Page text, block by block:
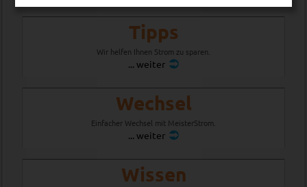
Tipps
Wir helfen Ihnen Strom zu sparen.
... weiter
Wechsel
Einfacher Wechsel mit MeisterStrom.
... weiter
Wissen